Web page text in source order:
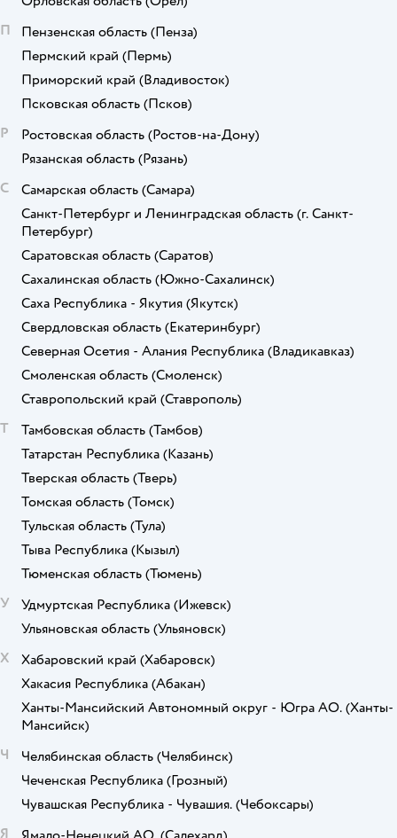
П
Пензенская область (Пенза)
Пермский край (Пермь)
Приморский край (Владивосток)
Псковская область (Псков)
Р
Ростовская область (Ростов-на-Дону)
Рязанская область (Рязань)
С
Самарская область (Самара)
Санкт-Петербург и Ленинградская область (г. Санкт-
Петербург)
Саратовская область (Саратов)
Сахалинская область (Южно-Сахалинск)
Саха Республика - Якутия (Якутск)
Свердловская область (Екатеринбург)
Северная Осетия - Алания Республика (Владикавказ)
Смоленская область (Смоленск)
Ставропольский край (Ставрополь)
Т
Тамбовская область (Тамбов)
Татарстан Республика (Казань)
Тверская область (Тверь)
Томская область (Томск)
Тульская область (Тула)
Тыва Республика (Кызыл)
Тюменская область (Тюмень)
У
Удмуртская Республика (Ижевск)
Ульяновская область (Ульяновск)
Х
Хабаровский край (Хабаровск)
Хакасия Республика (Абакан)
Ханты-Мансийский Автономный округ - Югра АО. (Ханты-
Мансийск)
Ч
Челябинская область (Челябинск)
Чеченская Республика (Грозный)
Чувашская Республика - Чувашия. (Чебоксары)
Я